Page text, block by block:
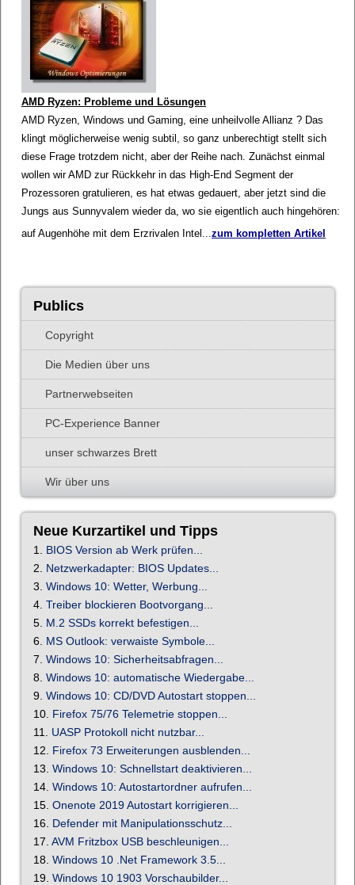
AMD Ryzen: Probleme und Lösungen
AMD Ryzen, Windows und Gaming, eine unheilvolle Allianz ? Das
klingt möglicherweise wenig subtil, so ganz unberechtigt stellt sich
diese Frage trotzdem nicht, aber der Reihe nach. Zunächst einmal
wollen wir AMD zur Rückkehr in das High-End Segment der
Prozessoren gratulieren, es hat etwas gedauert, aber jetzt sind die
Jungs aus Sunnyvalem wieder da, wo sie eigentlich auch hingehören:
auf Augenhöhe mit dem Erzrivalen Intel... zum kompletten Artikel
Publics
Copyright
Die Medien über uns
Partnerwebseiten
PC-Experience Banner
unser schwarzes Brett
Wir über uns
Neue Kurzartikel und Tipps
1. BIOS Version ab Werk prüfen...
2. Netzwerkadapter: BIOS Updates...
3. Windows 10: Wetter, Werbung...
4. Treiber blockieren Bootvorgang...
5. M.2 SSDs korrekt befestigen...
6. MS Outlook: verwaiste Symbole...
7. Windows 10: Sicherheitsabfragen...
8. Windows 10: automatische Wiedergabe...
9. Windows 10: CD/DVD Autostart stoppen...
10. Firefox 75/76 Telemetrie stoppen...
11. UASP Protokoll nicht nutzbar...
12. Firefox 73 Erweiterungen ausblenden...
13. Windows 10: Schnellstart deaktivieren...
14. Windows 10: Autostartordner aufrufen...
15. Onenote 2019 Autostart korrigieren...
16. Defender mit Manipulationsschutz...
17. AVM Fritzbox USB beschleunigen...
18. Windows 10 .Net Framework 3.5...
19. Windows 10 1903 Vorschaubilder...